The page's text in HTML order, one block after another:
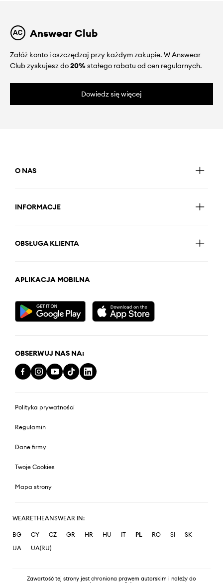
Answear Club
Załóż konto i oszczędzaj przy każdym zakupie. W Answear
Club zyskujesz do20%stałego rabatu od cen regularnych.
Dowiedz się więcej
O NAS
INFORMACJE
OBSŁUGA KLIENTA
APLIKACJA MOBILNA
OBSERWUJ NAS NA:
Polityka prywatności
Regulamin
Dane firmy
Twoje Cookies
Mapa strony
WEARETHEANSWEAR IN:
BG CY CZ GR HR HU IT PL RO SI
SK
UA
UA(RU)
Zawartość tej strony jest chroniona prawem autorskim i należy do